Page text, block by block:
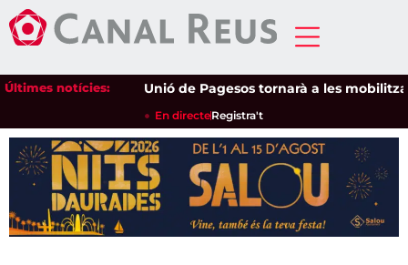
Últimes notícies: Unió de Pagesos tornarà a les
En directeRegistra't